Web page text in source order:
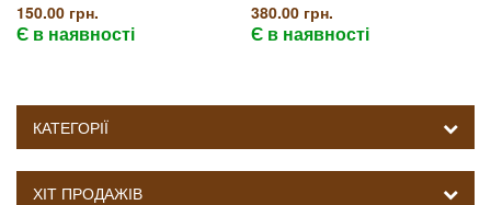
150.00 грн.
Є в наявності
380.00 грн.
Є в наявності
КАТЕГОРІЇ
ХІТ ПРОДАЖІВ